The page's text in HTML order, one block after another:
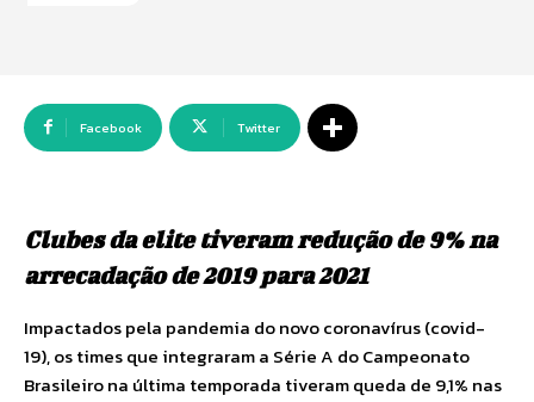
Facebook Twitter
Clubes da elite tiveram redução de 9% na
arrecadação de 2019 para 2021
Impactados pela pandemia do novo coronavírus (covid-
19), os times que integraram a Série A do Campeonato
Brasileiro na última temporada tiveram queda de 9,1% nas